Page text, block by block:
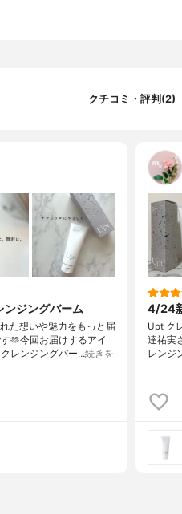
クチコミ・評判(2)
ンジングバーム
た想いや魅力をもっと届
🫶今回お届けするアイ
レンジングバー…続きを
4/24
Upt ク
達祐実
レンジ